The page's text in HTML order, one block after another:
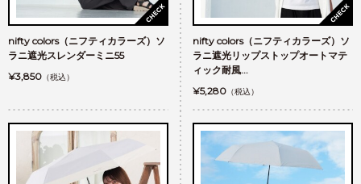
nifty colors（ニフティカラーズ）ソ
ラニ遮光スレンダーミニ55
¥3,850 （税込）
nifty colors（ニフティカラーズ）ソ
ラニ遮光リップストップオートマテ
ィック耐風...
¥5,280 （税込）